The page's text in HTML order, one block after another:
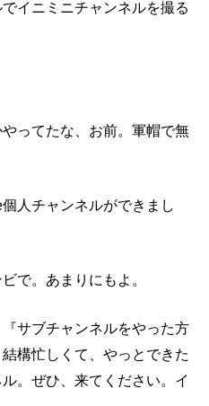
イニミニチャンネルを撮る
ってたな、お前。軍帽で無
人チャンネルができまし
で。あまりにもよ。
サブチャンネルをやった方
構忙しくて、やっとできた
。ぜひ、来てください。イ